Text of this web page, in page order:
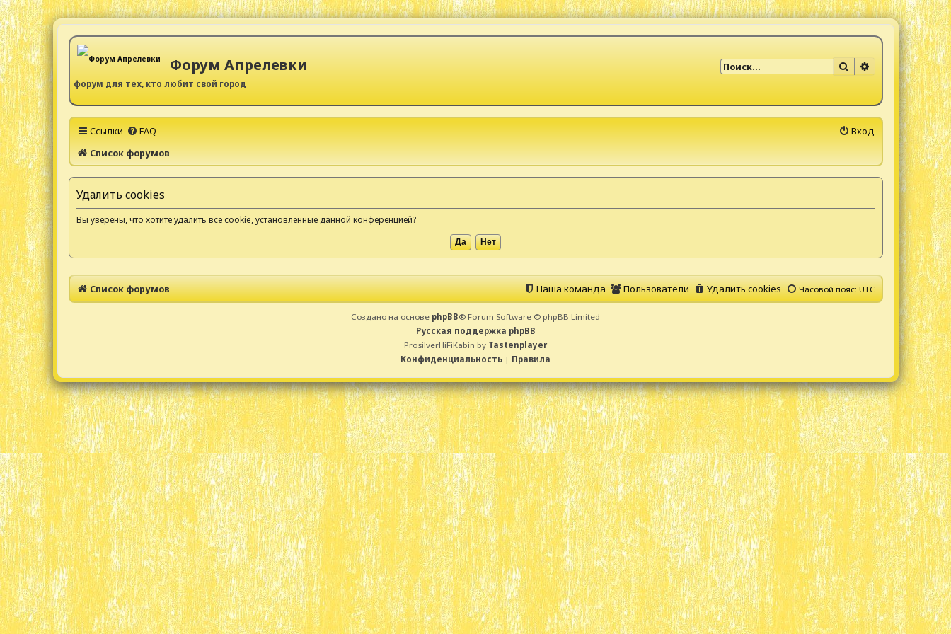
Форум Апрелевки
форум для тех, кто любит свой город
Поиск Расширенный
Ссылки FAQ
Вход
Список форумов
Удалить cookies
Вы уверены, что хотите удалить все cookie, установленные данной конференцией?
Список форумов Часовой пояс:UTC
Удалить cookies
Пользователи
Наша команда
Создано на основе phpBB® Forum Software © phpBB Limited
Русская поддержка phpBB
ProsilverHiFiKabin by Tastenplayer
Конфиденциальность | Правила